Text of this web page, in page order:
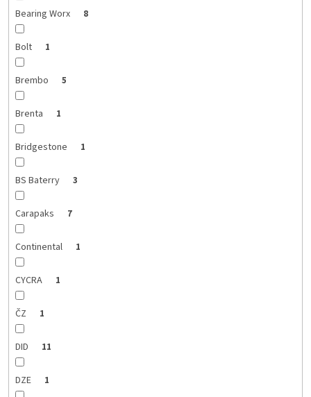
Bearing Worx 8
Bolt 1
Brembo 5
Brenta 1
Bridgestone 1
BS Baterry 3
Carapaks 7
Continental 1
CYCRA 1
ČZ 1
DID 11
DZE 1